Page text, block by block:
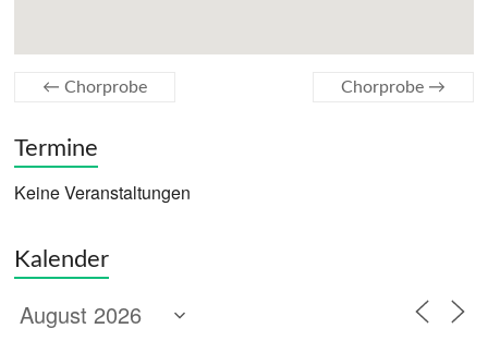
← Chorprobe Chorprobe →
Termine
Keine Veranstaltungen
Kalender